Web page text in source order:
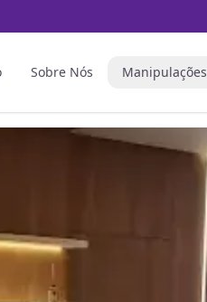
Sobre Nós Manipulações